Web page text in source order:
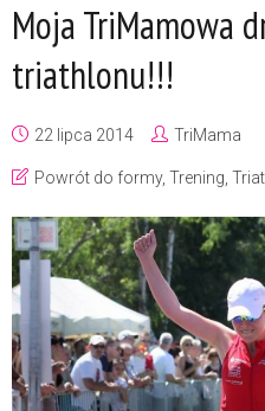
Moja TriMamowa
triathlonu!!!
22 lipca 2014 TriMama
Powrót do formy, Trening